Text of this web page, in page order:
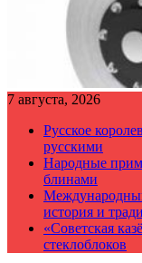
7 августа, 2026
Русское
русскими
Народные
блинами
история и
«Советская
стеклоблоков